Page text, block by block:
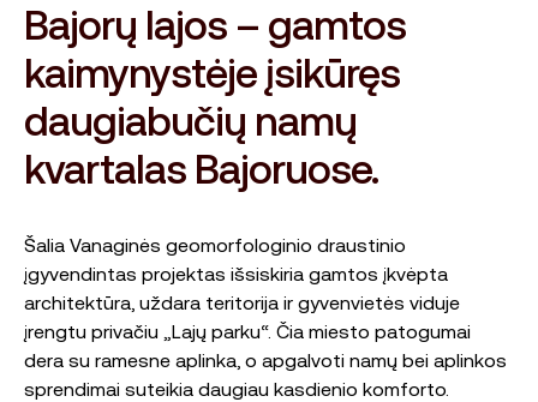
Bajorų lajos – gamtos
kaimynystėje įsikūręs
daugiabučių namų
kvartalas Bajoruose.
Šalia Vanaginės geomorfologinio draustinio
įgyvendintas projektas išsiskiria gamtos įkvėpta
architektūra, uždara teritorija ir gyvenvietės viduje
įrengtu privačiu „Lajų parku“. Čia miesto patogumai
dera su ramesne aplinka, o apgalvoti namų bei aplinkos
sprendimai suteikia daugiau kasdienio komforto.